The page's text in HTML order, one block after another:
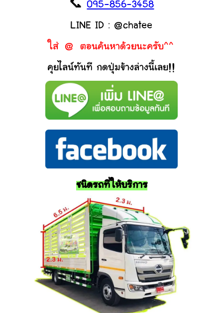
📞095-856-3458
LINE ID : @chatee
ใส่ @ ตอนค้นหาด้วยนะครับ^^
คุยไลน์ทันที กดปุ่มข้างล่างนี้เลย!!
ชนิดรถที่ให้บริการ